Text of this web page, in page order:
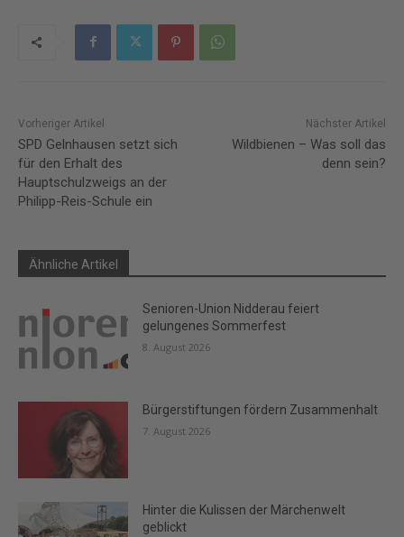
Vorheriger Artikel
SPD Gelnhausen setzt sich
für den Erhalt des
Hauptschulzweigs an der
Philipp-Reis-Schule ein
Nächster Artikel
Wildbienen – Was soll das
denn sein?
Ähnliche Artikel
Senioren-Union Nidderau feiert
gelungenes Sommerfest
8. August 2026
Bürgerstiftungen fördern Zusammenhalt
7. August 2026
Hinter die Kulissen der Märchenwelt
geblickt